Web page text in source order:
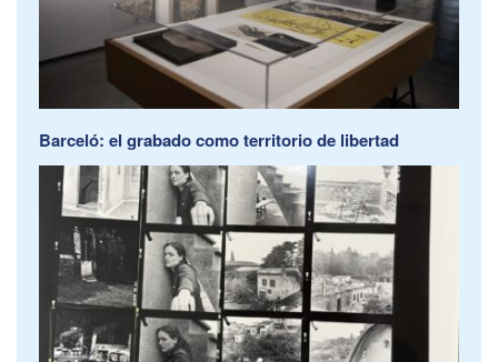
Barceló: el grabado como territorio de libertad